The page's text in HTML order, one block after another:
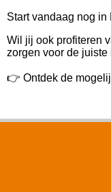
Start vandaag nog in
Wil jij ook profiteren
zorgen voor de
👉 Ontdek de